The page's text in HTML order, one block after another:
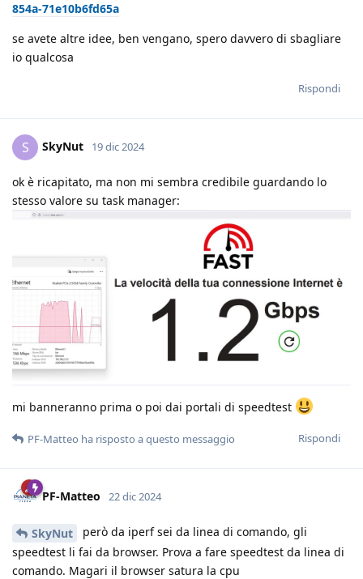
854a-71e10b6fd65a
se avete altre idee, ben vengano, spero davvero di sbagliare
io qualcosa
Rispondi
S SkyNut 19 dic 2024
ok è ricapitato, ma non mi sembra credibile guardando lo
stesso valore su task manager:
mi banneranno prima o poi dai portali di speedtest
Rispondi
PF-Matteo ha risposto a questo messaggio
PF-Matteo 22 dic 2024
SkyNut
però da iperf sei da linea di comando, gli
speedtest li fai da browser. Prova a fare speedtest da linea di
comando. Magari il browser satura la cpu